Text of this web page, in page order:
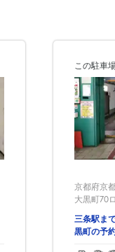
この駐車
京都府京
大黒町70
三条駅ま
黒町の予
次へ